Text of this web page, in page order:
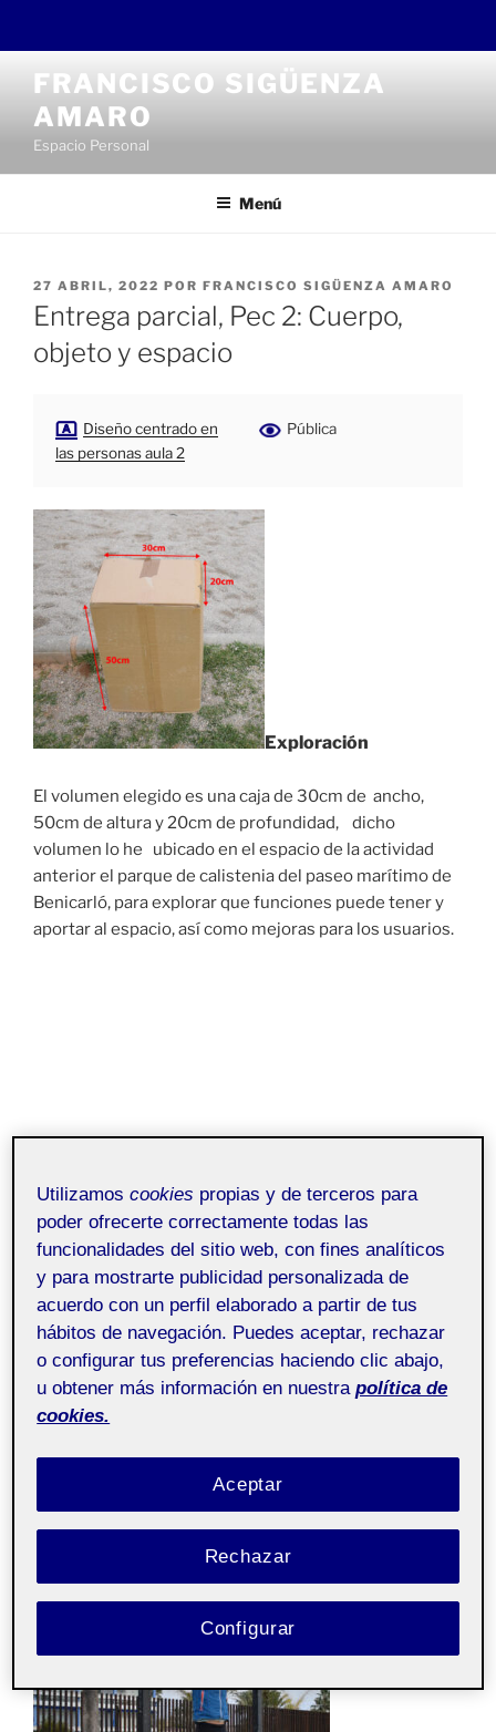
contenido
FRANCISCO SIGÜENZA
AMARO
Espacio Personal
Menú
PUBLICADO
EL
27 ABRIL, 2022 POR FRANCISCO SIGÜENZA AMARO
Entrega parcial, Pec 2: Cuerpo,
objeto y espacio
Diseño centrado en
las personas aula 2
Pública
Exploración
El volumen elegido es una caja de 30cm de ancho,
50cm de altura y 20cm de profundidad, dicho
volumen lo he ubicado en el espacio de la actividad
anterior el parque de calistenia del paseo marítimo de
Benicarló, para explorar que funciones puede tener y
aportar al espacio, así como mejoras para los usuarios.
A continuación vemos los posibles usos del volumen:
Utilizamoscookies propias y de terceros para
poder ofrecerte correctamente todas las
funcionalidades del sitio web, con fines analíticos
y para mostrarte publicidad personalizada de
acuerdo con un perfil elaborado a partir de tus
hábitos de navegación. Puedes aceptar, rechazar
o configurar tus preferencias haciendo clic abajo,
u obtener más información en nuestra política de
cookies.
Rechazar
Aceptar
Configurar